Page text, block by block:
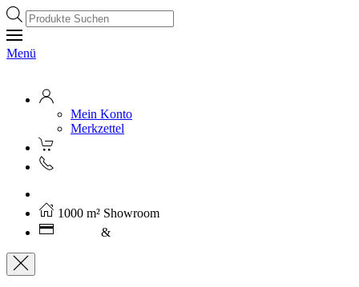
Products
search
Menü
Mein Konto
Merkzettel
1000 m² Showroom
&